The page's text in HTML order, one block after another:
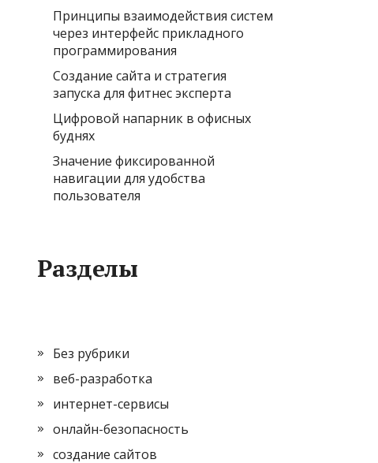
Принципы взаимодействия систем
через интерфейс прикладного
программирования
Создание сайта и стратегия
запуска для фитнес эксперта
Цифровой напарник в офисных
буднях
Значение фиксированной
навигации для удобства
пользователя
Разделы
Без рубрики
веб-разработка
интернет-сервисы
онлайн-безопасность
создание сайтов